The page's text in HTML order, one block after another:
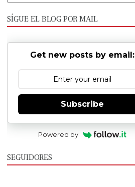
SÍGUE EL BLOG POR MAIL
Get new posts by email:
Subscribe
Powered by
SEGUIDORES